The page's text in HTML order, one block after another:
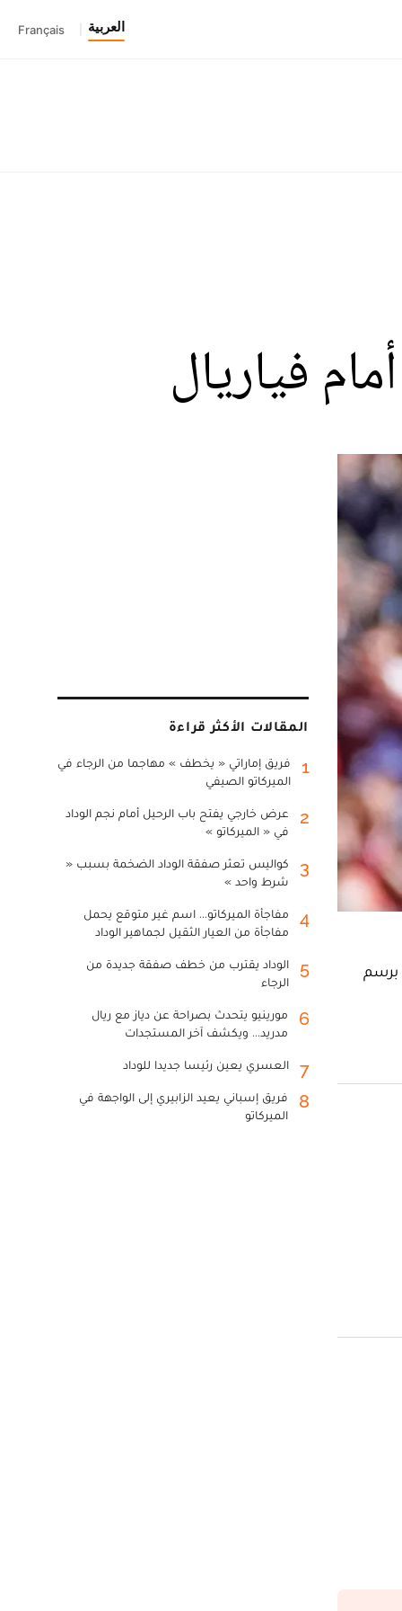
العربية Français
فياريال
برسم
المقالات الأكثر قراءة
1
فريق إماراتي « يخطف » مهاجما من الرجاء في
الميركاتو الصيفي
2
عرض خارجي يفتح باب الرحيل أمام نجم الوداد
في « الميركاتو »
3
كواليس تعثر صفقة الوداد الضخمة بسبب «
شرط واحد »
4
مفاجأة الميركاتو... اسم غير متوقع يحمل
مفاجأة من العيار الثقيل لجماهير الوداد
5
الوداد يقترب من خطف صفقة جديدة من
الرجاء
6
مورينيو يتحدث بصراحة عن دياز مع ريال
مدريد... ويكشف آخر المستجدات
7 العسري يعين رئيسا جديدا للوداد
8
فريق إسباني يعيد الزابيري إلى الواجهة في
الميركاتو